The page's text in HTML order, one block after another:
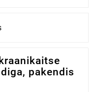
pakendis